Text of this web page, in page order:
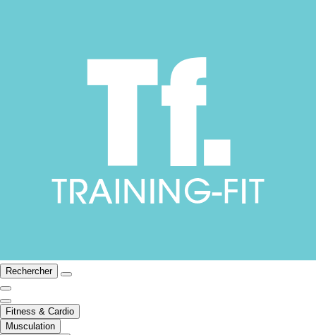
Rechercher
Fitness & Cardio
Musculation